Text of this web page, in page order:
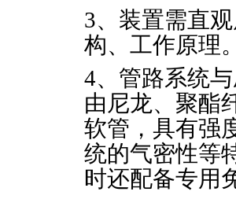
3、装置需直
构、工作原理
4、管路系统
由尼龙、聚酯
软管，具有强
统的气密性等
时还配备专用